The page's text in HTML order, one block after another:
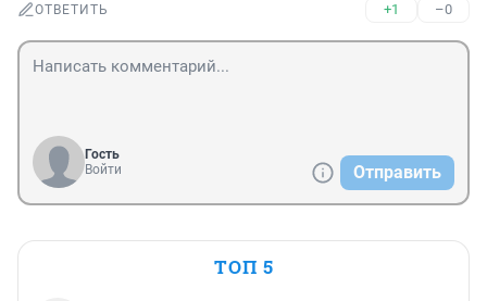
ОТВЕТИТЬ +1 –0
Гость
Войти
Отправить
ТОП 5